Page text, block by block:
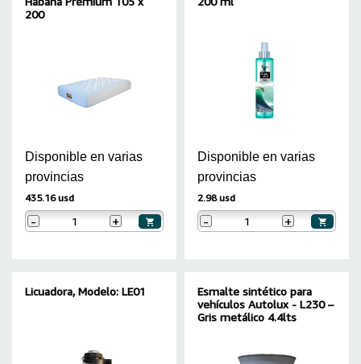
200
Disponible en varias
provincias
435.16 usd
- +
Disponible en varias
provincias
2.98 usd
- +
Licuadora, Modelo: LE01
Esmalte sintético para
vehículos Autolux - L230 –
Gris metálico 4.4lts